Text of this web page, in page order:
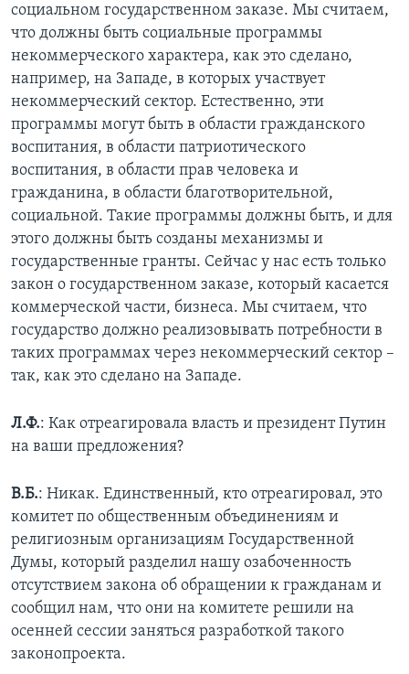
социальном государственном заказе. Мы считаем,
что должны быть социальные программы
некоммерческого характера, как это сделано,
например, на Западе, в которых участвует
некоммерческий сектор. Естественно, эти
программы могут быть в области гражданского
воспитания, в области патриотического
воспитания, в области прав человека и
гражданина, в области благотворительной,
социальной. Такие программы должны быть, и для
этого должны быть созданы механизмы и
государственные гранты. Сейчас у нас есть только
закон о государственном заказе, который касается
коммерческой части, бизнеса. Мы считаем, что
государство должно реализовывать потребности в
таких программах через некоммерческий сектор –
так, как это сделано на Западе.
Л.Ф.: Как отреагировала власть и президент Путин
на ваши предложения?
В.Б.: Никак. Единственный, кто отреагировал, это
комитет по общественным объединениям и
религиозным организациям Государственной
Думы, который разделил нашу озабоченность
отсутствием закона об обращении к гражданам и
сообщил нам, что они на комитете решили на
осенней сессии заняться разработкой такого
законопроекта.